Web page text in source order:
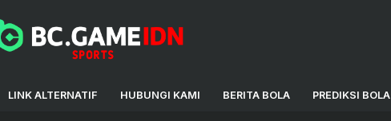
LINK ALTERNATIF HUBUNGI KAMI BERITA BOLA PREDIKSI BOLA